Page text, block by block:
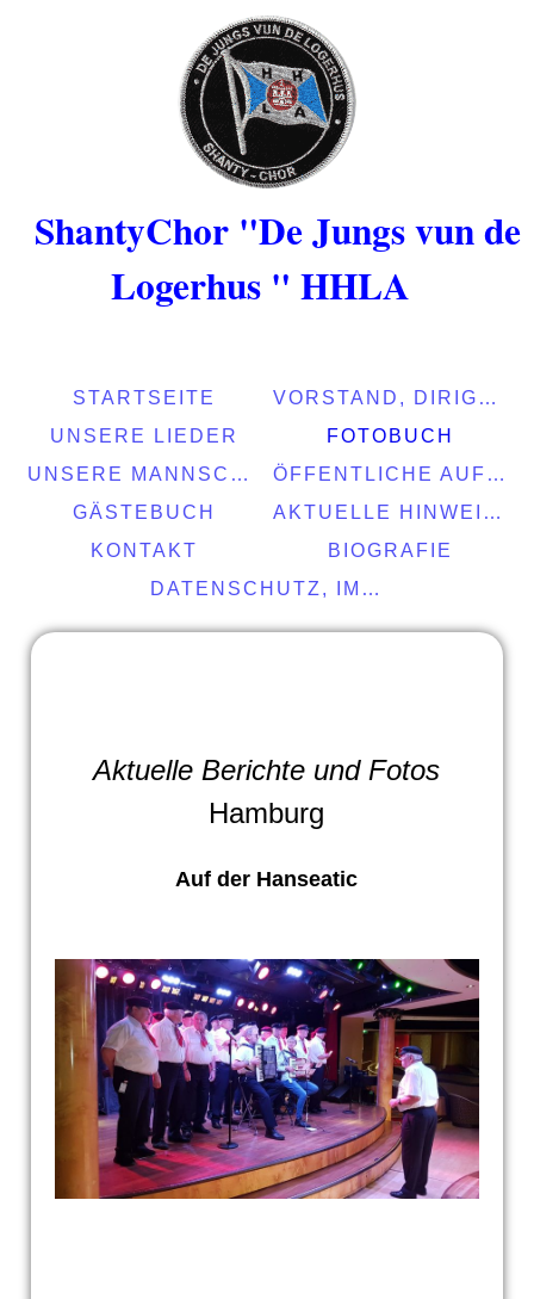
ShantyChor "De Jungs vun de
Logerhus " HHLA
STARTSEITE
VORSTAND, DIRIGENTEN, MUSIKER
UNSERE LIEDER
FOTOBUCH
UNSERE MANNSCHAFT
ÖFFENTLICHE AUFTRITTE
GÄSTEBUCH
AKTUELLE HINWEISE
KONTAKT
BIOGRAFIE
DATENSCHUTZ, IMPRESSUM
Aktuelle Berichte und Fotos
Hamburg
Auf der Hanseatic